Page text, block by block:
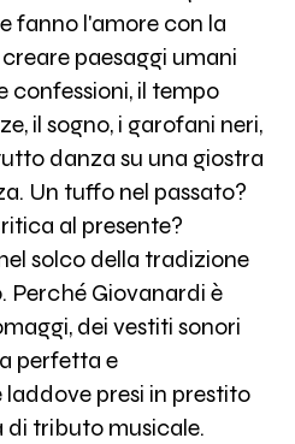
fanno l'amore con la
paesaggi umani
confessioni, il tempo
il sogno, i garofani neri,
danza su una giostra
Un tuffo nel passato?
al presente?
solco della tradizione
Perché Giovanardi è
dei vestiti sonori
perfetta e
laddove presi in prestito
tributo musicale.